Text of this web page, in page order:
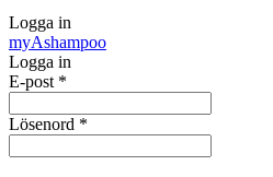
Logga in
myAshampoo
Logga in
E-post *
Lösenord *